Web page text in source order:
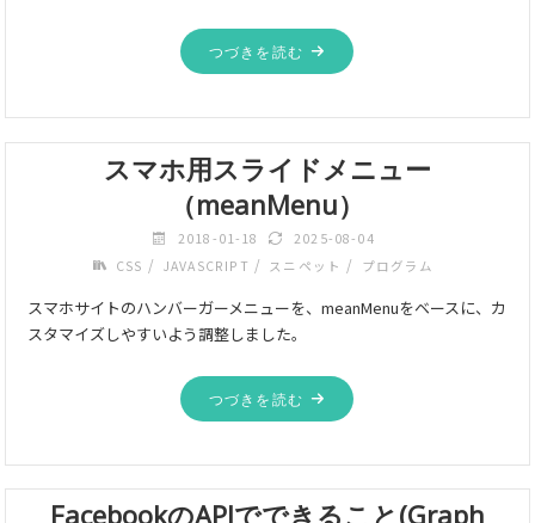
つづきを読む
スマホ用スライドメニュー
（meanMenu）
2018-01-18
2025-08-04
CSS / JAVASCRIPT / スニペット / プログラム
スマホサイトのハンバーガーメニューを、meanMenuをベースに、カ
スタマイズしやすいよう調整しました。
つづきを読む
FacebookのAPIでできること(Graph